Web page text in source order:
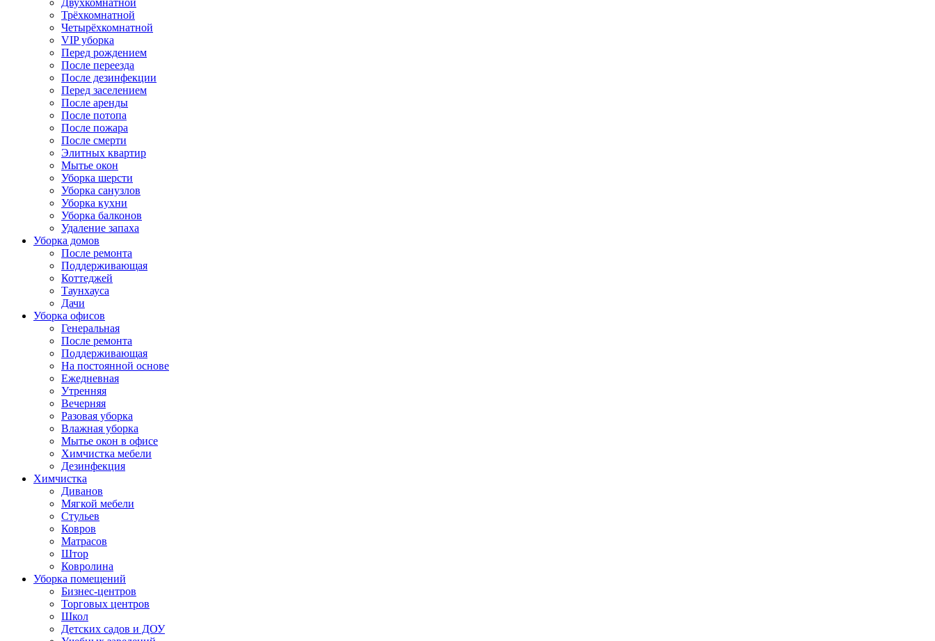
Двухкомнатной
Трёхкомнатной
Четырёхкомнатной
VIP уборка
Перед рождением
После переезда
После дезинфекции
Перед заселением
После аренды
После потопа
После пожара
После смерти
Элитных квартир
Мытье окон
Уборка шерсти
Уборка санузлов
Уборка кухни
Уборка балконов
Удаление запаха
Уборка домов
После ремонта
Поддерживающая
Коттеджей
Таунхауса
Дачи
Уборка офисов
Генеральная
После ремонта
Поддерживающая
На постоянной основе
Ежедневная
Утренняя
Вечерняя
Разовая уборка
Влажная уборка
Мытье окон в офисе
Химчистка мебели
Дезинфекция
Химчистка
Диванов
Мягкой мебели
Стульев
Ковров
Матрасов
Штор
Ковролина
Уборка помещений
Бизнес-центров
Торговых центров
Школ
Детских садов и ДОУ